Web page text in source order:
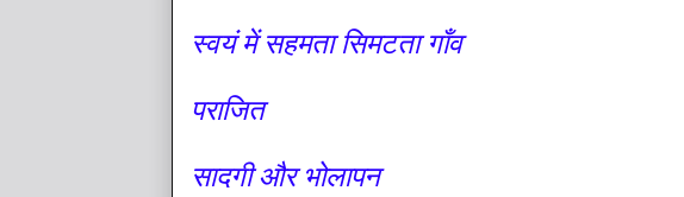
स्वयं में सहमता सिमटता गाँव
पराजित
सादगी और भोलापन